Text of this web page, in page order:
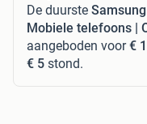
De duurste
Mobiele telefoons |
aangeboden voor€
€ 5 stond.